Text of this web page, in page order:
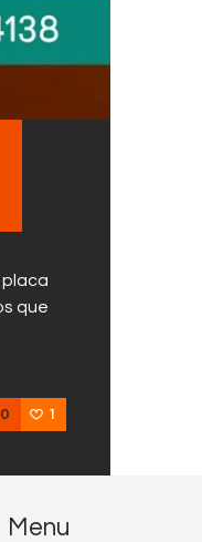
placa
que
0 1
Menu